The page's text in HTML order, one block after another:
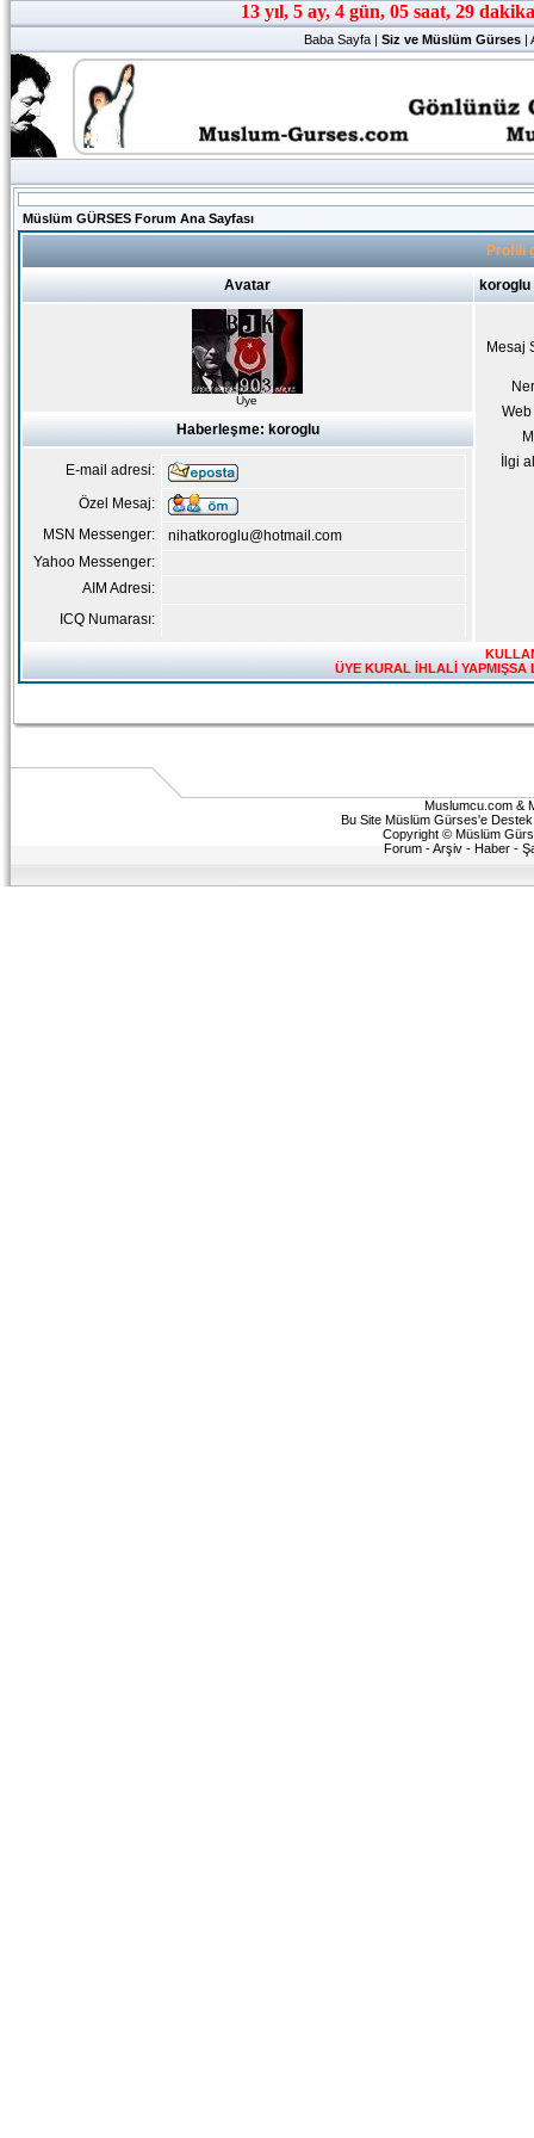
Baba Sayfa |Siz ve Müslüm Gürses |
Müslüm GÜRSES Forum Ana Sayfası
Profili
Avatar koroglu
Üye
Mesaj
İlgi
Haberleşme: koroglu
E-mail adresi:
Özel Mesaj:
MSN Messenger:
nihatkoroglu@hotmail.com
Yahoo Messenger:
AIM Adresi:
ICQ Numarası:
ÜYE KURAL İHLALİ YAPMIŞSA
Muslumcu.com &
Bu Site Müslüm Gürses'e Destek
Copyright © Müslüm
Forum -Arşiv -Haber -